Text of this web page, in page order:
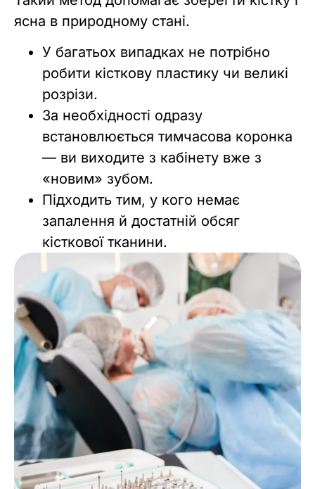
ясна в природному стані.
У багатьох випадках не потрібно
робити кісткову пластику чи великі
розрізи.
За необхідності одразу
встановлюється тимчасова коронка
— ви виходите з кабінету вже з
«новим» зубом.
Підходить тим, у кого немає
запалення й достатній обсяг
кісткової тканини.